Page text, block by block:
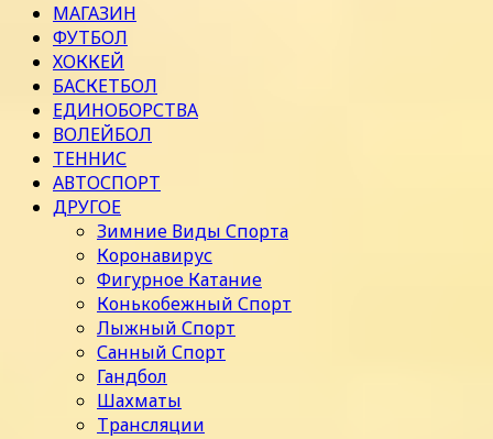
МАГАЗИН
ФУТБОЛ
ХОККЕЙ
БАСКЕТБОЛ
ЕДИНОБОРСТВА
ВОЛЕЙБОЛ
ТЕННИС
АВТОСПОРТ
ДРУГОЕ
Зимние Виды Спорта
Коронавирус
Фигурное Катание
Конькобежный Спорт
Лыжный Спорт
Санный Спорт
Гандбол
Шахматы
Трансляции